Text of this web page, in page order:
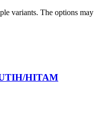
variants. The options may
HITAM